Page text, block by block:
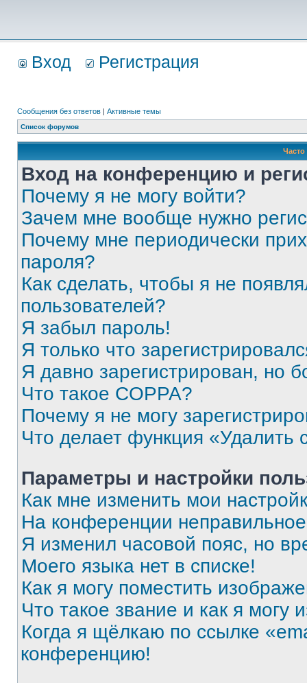
Вход Регистрация
Сообщения без ответов | Активные темы
Список форумов
Вход на конференцию и
Почему я не могу войти?
Зачем мне вообще нужно
Почему мне периодически
пароля?
Как сделать, чтобы я не
пользователей?
Я забыл пароль!
Я только что
Я давно зарегистрирован, но
Что такое COPPA?
Почему я не могу
Что делает функция «Удалить
Параметры и настройки
Как мне изменить мои
На конференции
Я изменил часовой пояс, но
Моего языка нет в списке!
Как я могу поместить
Что такое звание и как я могу
Когда я щёлкаю по ссылке
конференцию!